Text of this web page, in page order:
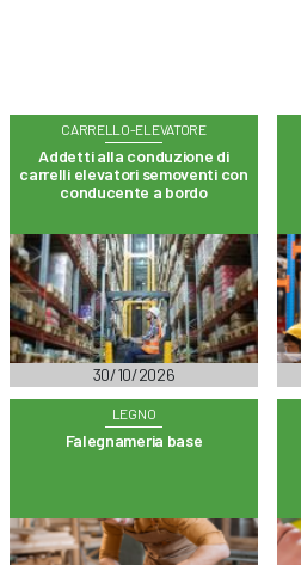
CARRELLO-ELEVATORE
Addetti alla conduzione di
carrelli elevatori semoventi con
conducente a bordo
30/10/2026
LEGNO
Falegnameria base